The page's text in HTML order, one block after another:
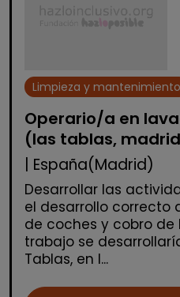
Limpieza y mantenimiento
Operario/a en
(las tablas,
| España(Madrid)
Desarrollar las
el desarrollo correcto
de coches y cobro de
trabajo se
Tablas, en l...